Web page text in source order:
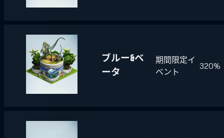
ブルー&ベ
ータ
期間限定イ
ベント
320%